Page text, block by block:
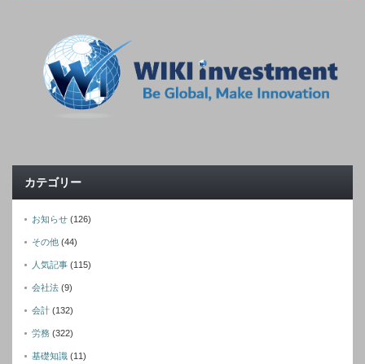
カテゴリー
お知らせ (126)
その他 (44)
人気記事 (115)
会社法 (9)
会計 (132)
労務 (322)
基礎知識 (11)